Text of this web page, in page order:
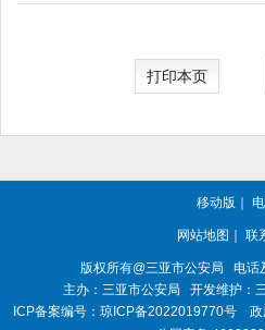
打印本页
移动版
网站地图 联
版权所有@三亚市公安局
电话
主办：三亚市公安局
开发维护：
ICP备案编号： 琼ICP备2022019770号 政